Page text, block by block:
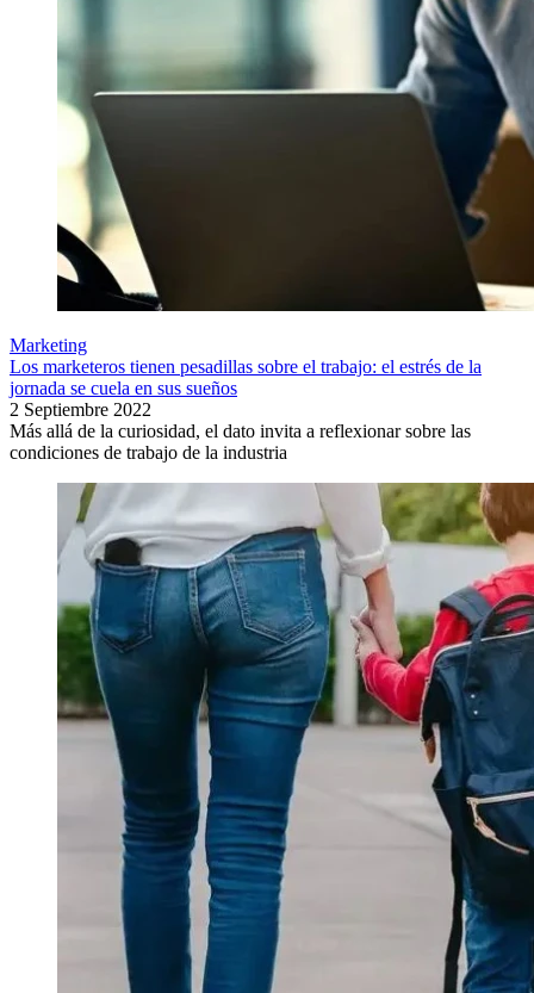
Marketing
Los marketeros tienen pesadillas sobre el trabajo: el estrés de la
jornada se cuela en sus sueños
2 Septiembre 2022
Más allá de la curiosidad, el dato invita a reflexionar sobre las
condiciones de trabajo de la industria